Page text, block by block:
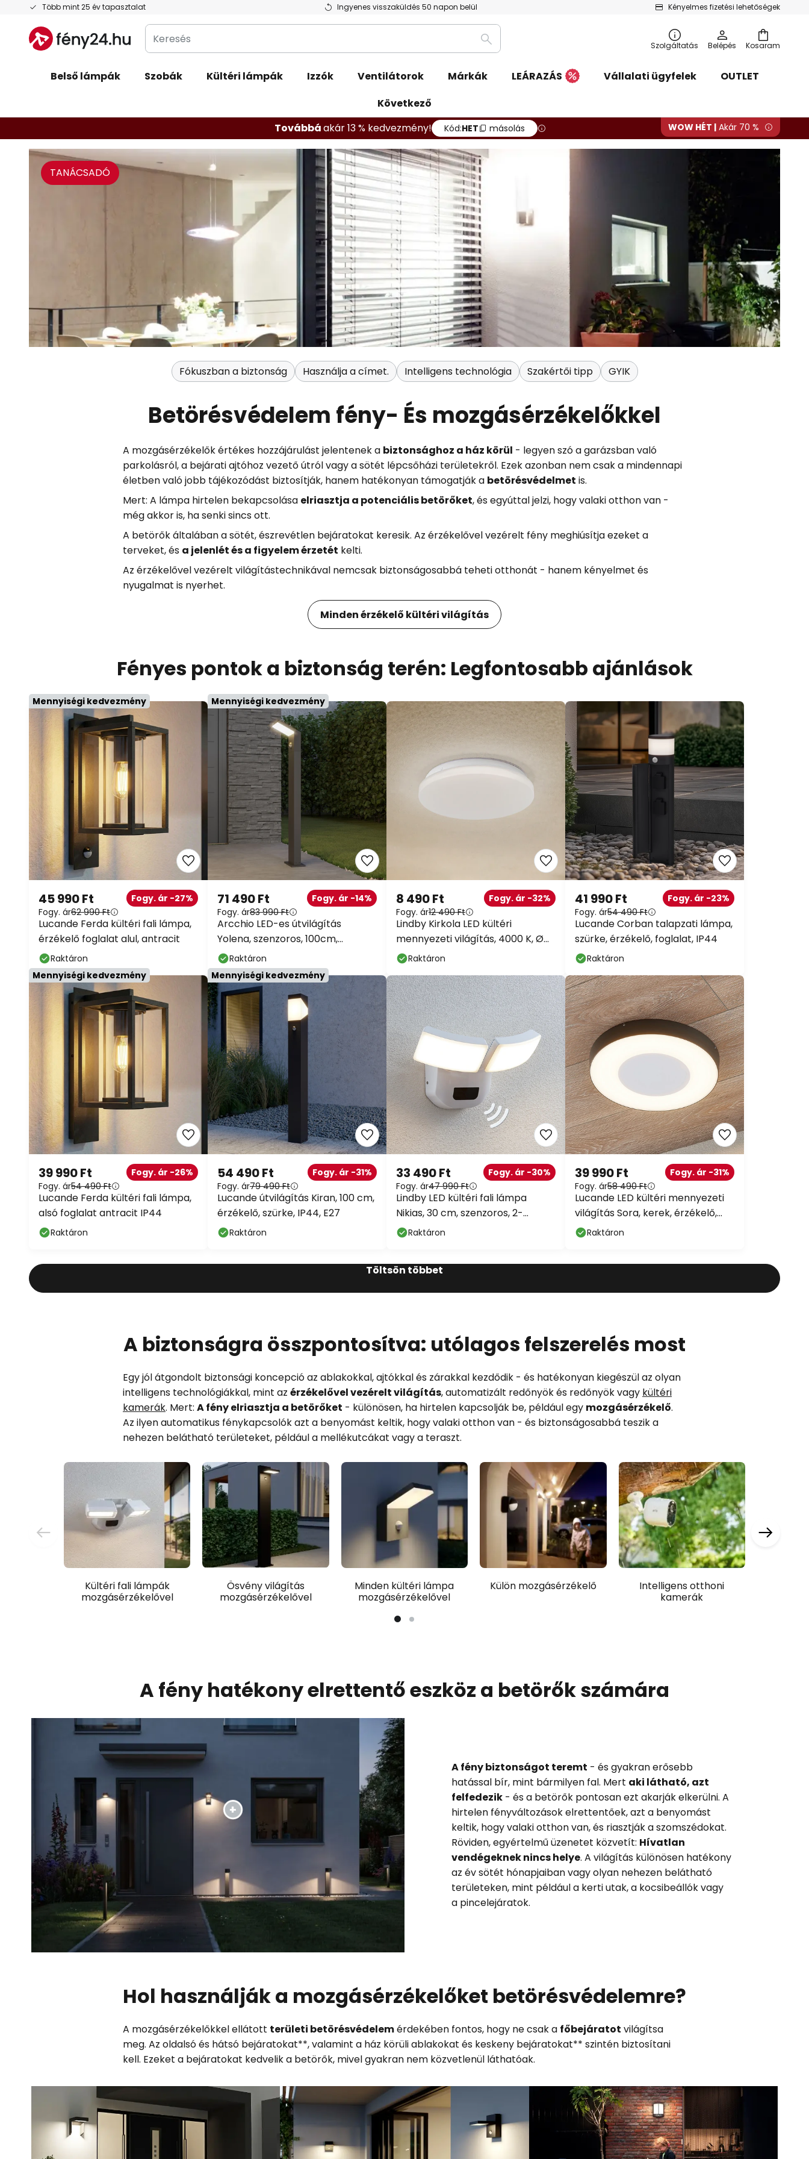
Több mint 25 év tapasztalat Ingyenes visszaküldés 50 napon belül Kényelmes fizetési lehetőségek
Ugrás
tartalomhoz
Kosaram
Keresés
Keresés
Szolgáltatás Belépés
Belső lámpák Szobák Kültéri lámpák Izzók Ventilátorok Márkák LEÁRAZÁS Vállalati ügyfelek
OUTLET
Következő
Továbbáakár 13 % kedvezmény! Kód:HET másolás WOW HÉT | Akár 70 %
TANÁCSADÓ
Fókuszban a biztonság Használja a címet. Intelligens technológia Szakértői tipp GYIK
Betörésvédelem fény- És mozgásérzékelőkkel
A mozgásérzékelők értékes hozzájárulást jelentenek a biztonsághoz a ház körül - legyen szó a garázsban való
parkolásról, a bejárati ajtóhoz vezető útról vagy a sötét lépcsőházi területekről. Ezek azonban nem csak a mindennapi
életben való jobb tájékozódást biztosítják, hanem hatékonyan támogatják a betörésvédelmet is.
Mert: A lámpa hirtelen bekapcsolása elriasztja a potenciális betörőket, és egyúttal jelzi, hogy valaki otthon van -
még akkor is, ha senki sincs ott.
A betörők általában a sötét, észrevétlen bejáratokat keresik. Az érzékelővel vezérelt fény meghiúsítja ezeket a
terveket, és a jelenlét és a figyelem érzetét kelti.
Az érzékelővel vezérelt világítástechnikával nemcsak biztonságosabbá teheti otthonát - hanem kényelmet és
nyugalmat is nyerhet.
Minden érzékelő kültéri világítás
Fényes pontok a biztonság terén: Legfontosabb ajánlások
Mennyiségi kedvezmény
45 990 Ft
Fogy. ár62 990 Ft
Fogy. ár -27%
Lucande Ferda kültéri fali lámpa,
érzékelő foglalat alul, antracit
Raktáron
Mennyiségi kedvezmény
71 490 Ft
Fogy. ár83 990 Ft
Fogy. ár -14%
Arcchio LED-es útvilágítás
Yolena, szenzoros, 100cm,
antracit
Raktáron
8 490 Ft
Fogy. ár12 490 Ft
Fogy. ár -32%
Lindby Kirkola LED kültéri
mennyezeti világítás, 4000 K, Ø
26 cm, fehér
Raktáron
41 990 Ft
Fogy. ár54 490 Ft
Fogy. ár -23%
Lucande Corban talapzati lámpa,
szürke, érzékelő, foglalat, IP44
Raktáron
Mennyiségi kedvezmény
39 990 Ft
Fogy. ár54 490 Ft
Fogy. ár -26%
Lucande Ferda kültéri fali lámpa,
alsó foglalat antracit IP44
Raktáron
Mennyiségi kedvezmény
54 490 Ft
Fogy. ár79 490 Ft
Fogy. ár -31%
Lucande útvilágítás Kiran, 100 cm,
érzékelő, szürke, IP44, E27
Raktáron
33 490 Ft
Fogy. ár47 990 Ft
Fogy. ár -30%
Lindby LED kültéri fali lámpa
Nikias, 30 cm, szenzoros, 2-
lámpás, fehér
Raktáron
39 990 Ft
Fogy. ár58 490 Ft
Fogy. ár -31%
Lucande LED kültéri mennyezeti
világítás Sora, kerek, érzékelő,
IP54Raktáron
Töltsön többet
A biztonságra összpontosítva: utólagos felszerelés most
Egy jól átgondolt biztonsági koncepció az ablakokkal, ajtókkal és zárakkal kezdődik - és hatékonyan kiegészül az olyan
intelligens technológiákkal, mint az érzékelővel vezérelt világítás, automatizált redőnyök és redőnyök vagy kültéri
kamerák. Mert: A fény elriasztja a betörőket - különösen, ha hirtelen kapcsolják be, például egy mozgásérzékelő.
Az ilyen automatikus fénykapcsolók azt a benyomást keltik, hogy valaki otthon van - és biztonságosabbá teszik a
nehezen belátható területeket, például a mellékutcákat vagy a teraszt.
Kültéri fali lámpák
mozgásérzékelővel
Ösvény világítás
mozgásérzékelővel
Minden kültéri lámpa
mozgásérzékelővel
Külön mozgásérzékelő
Intelligens otthoni
kamerák
A fény hatékony elrettentő eszköz a betörők számára
A fény biztonságot teremt - és gyakran erősebb
hatással bír, mint bármilyen fal. Mert aki látható, azt
felfedezik- és a betörők pontosan ezt akarják elkerülni. A
hirtelen fényváltozások elrettentőek, azt a benyomást
keltik, hogy valaki otthon van, és riasztják a szomszédokat.
Röviden, egyértelmű üzenetet közvetít: Hívatlan
vendégeknek nincs helye. A világítás különösen hatékony
az év sötét hónapjaiban vagy olyan nehezen belátható
területeken, mint például a kerti utak, a kocsibeállók vagy
a pincelejáratok.
Hol használják a mozgásérzékelőket betörésvédelemre?
A mozgásérzékelőkkel ellátott területi betörésvédelemérdekében fontos, hogy ne csak a főbejáratot világítsa
meg. Az oldalsó és hátsó bejáratokat**, valamint a ház körüli ablakokat és keskeny bejáratokat** szintén biztosítani
kell. Ezeket a bejáratokat kedvelik a betörők, mivel gyakran nem közvetlenül láthatóak.